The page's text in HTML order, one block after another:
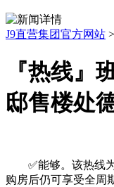
J9直营集团官方网站 >
『热线』
邸售楼处
✅能够。该热线为
购房后仍可享受全周